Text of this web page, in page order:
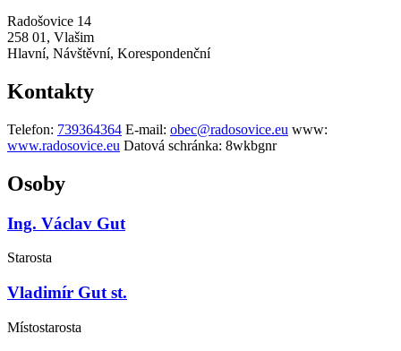
Radošovice 14
258 01, Vlašim
Hlavní, Návštěvní, Korespondenční
Kontakty
Telefon: 739364364 E-mail: obec@radosovice.eu www:
www.radosovice.eu Datová schránka: 8wkbgnr
Osoby
Ing. Václav Gut
Starosta
Vladimír Gut st.
Místostarosta